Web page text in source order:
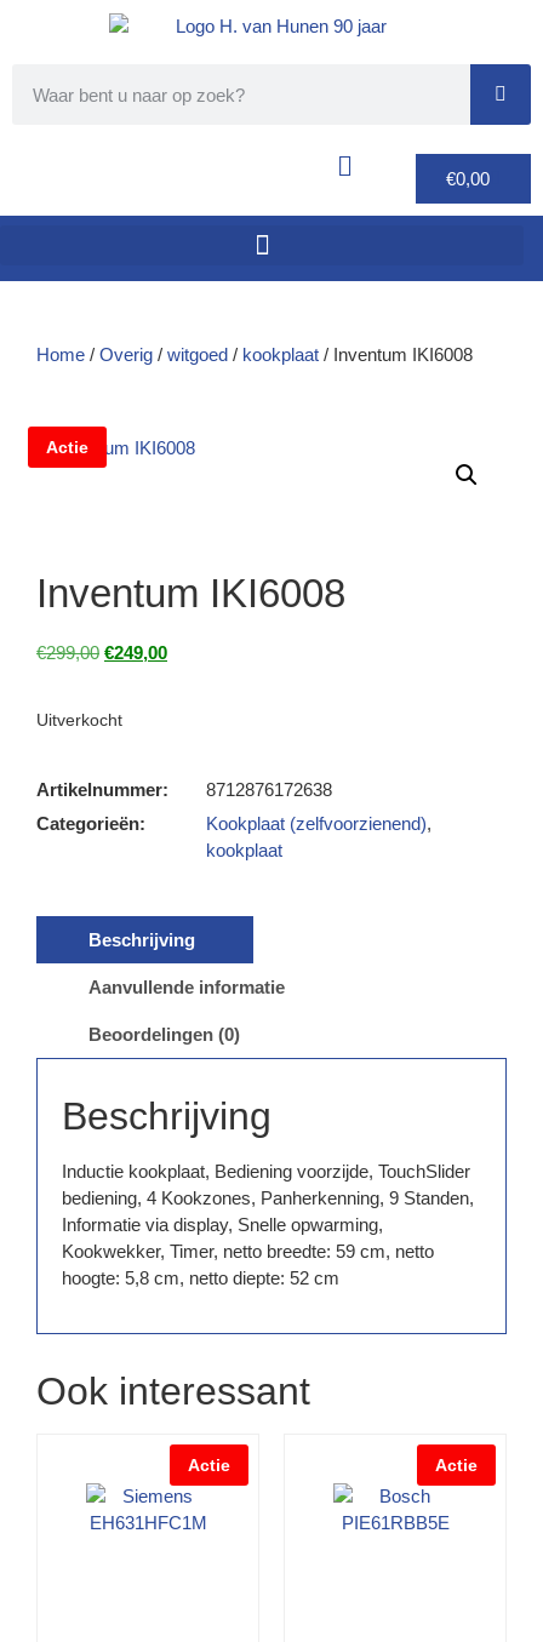
€0,00
Home / Overig / witgoed / kookplaat / Inventum IKI6008
Actie
Inventum IKI6008
€299,00 €249,00
Uitverkocht
Artikelnummer:
8712876172638
Categorieën:
Kookplaat (zelfvoorzienend),
kookplaat
Beschrijving
Aanvullende informatie
Beoordelingen (0)
Beschrijving
Inductie kookplaat, Bediening voorzijde, TouchSlider
bediening, 4 Kookzones, Panherkenning, 9 Standen,
Informatie via display, Snelle opwarming,
Kookwekker, Timer, netto breedte: 59 cm, netto
hoogte: 5,8 cm, netto diepte: 52 cm
Ook interessant
Actie Actie